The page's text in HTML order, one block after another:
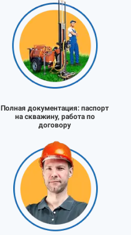
Полная документация: паспорт
на скважину, работа по
договору